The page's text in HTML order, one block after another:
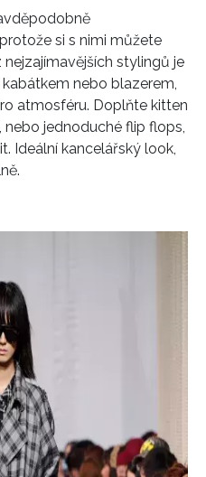
si s nimi můžete
stylingů je
nebo blazerem,
atmosféru. Doplňte kitten
jednoduché flip flops,
Ideální kancelářský look,